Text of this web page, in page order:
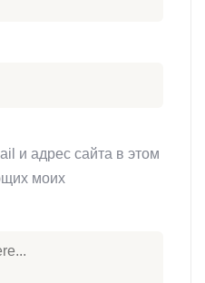
и адрес сайта в этом
моих